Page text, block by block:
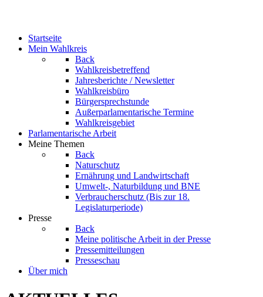
Startseite
Mein Wahlkreis
Back
Wahlkreisbetreffend
Jahresberichte / Newsletter
Wahlkreisbüro
Bürgersprechstunde
Außerparlamentarische Termine
Wahlkreisgebiet
Parlamentarische Arbeit
Meine Themen
Back
Naturschutz
Ernährung und Landwirtschaft
Umwelt-, Naturbildung und BNE
Verbraucherschutz (Bis zur 18.
Legislaturperiode)
Presse
Back
Meine politische Arbeit in der Presse
Pressemitteilungen
Presseschau
Über mich